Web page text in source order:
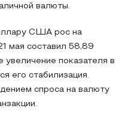
валюты.
США рос на
мая составил 58,89
показателя в
его стабилизация.
спроса на валюту